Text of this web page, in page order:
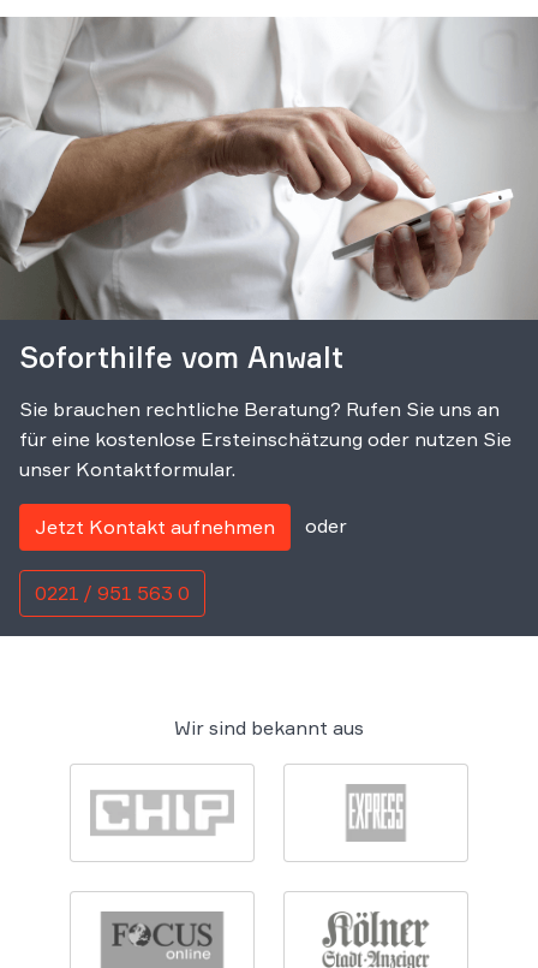
Soforthilfe vom Anwalt
Sie brauchen rechtliche Beratung? Rufen Sie uns an
für eine kostenlose Ersteinschätzung oder nutzen Sie
unser Kontaktformular.
Jetzt Kontakt aufnehmen oder
0221 / 951 563 0
Wir sind bekannt aus